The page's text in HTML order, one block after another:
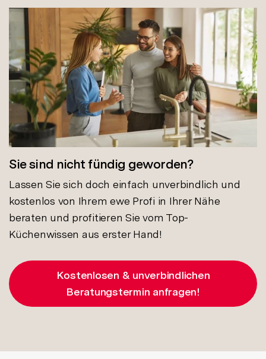
Sie sind nicht fündig geworden?
Lassen Sie sich doch einfach unverbindlich und
kostenlos von Ihrem ewe Profi in Ihrer Nähe
beraten und profitieren Sie vom Top-
Küchenwissen aus erster Hand!
Kostenlosen & unverbindlichen
Beratungstermin anfragen!